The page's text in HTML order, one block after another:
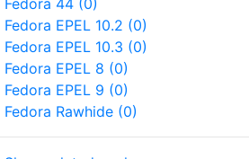
Fedora EPEL 10.2 (0)
Fedora EPEL 10.3 (0)
Fedora EPEL 8 (0)
Fedora EPEL 9 (0)
Fedora Rawhide (0)